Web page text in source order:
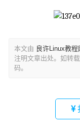
本文由 良许Linux教程
注明文章出处。如转
码。